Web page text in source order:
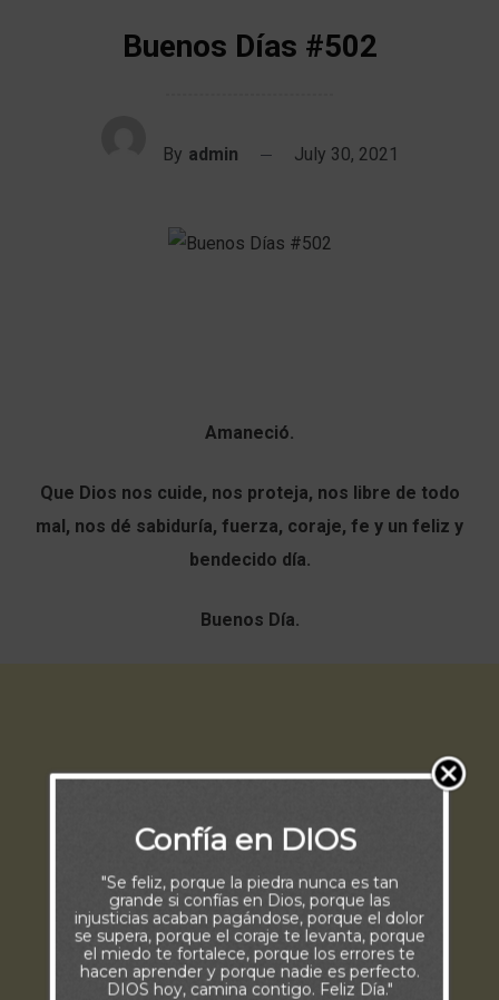
Buenos Días #502
By admin July 30, 2021
Amaneció.
Que Dios nos cuide, nos proteja, nos libre de todo
mal, nos dé sabiduría, fuerza, coraje, fe y un feliz y
bendecido día.
Buenos Día.
Confía en DIOS
"Se feliz, porque la piedra nunca es tan
grande si confías en Dios, porque las
injusticias acaban pagándose, porque el dolor
se supera, porque el coraje te levanta, porque
el miedo te fortalece, porque los errores te
hacen aprender y porque nadie es perfecto.
DIOS hoy, camina contigo. Feliz Día."